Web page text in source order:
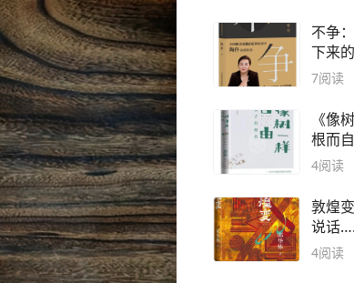
不争
下来
7阅读
《像
根而
不彷徨
4阅读
敦煌
说话
4阅读